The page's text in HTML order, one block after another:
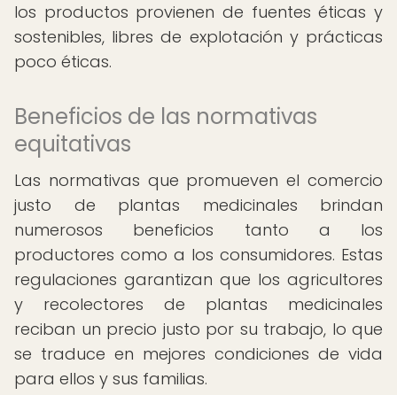
los productos provienen de fuentes éticas y
sostenibles, libres de explotación y prácticas
poco éticas.
Beneficios de las normativas
equitativas
Las normativas que promueven el comercio
justo de plantas medicinales brindan
numerosos beneficios tanto a los
productores como a los consumidores. Estas
regulaciones garantizan que los agricultores
y recolectores de plantas medicinales
reciban un precio justo por su trabajo, lo que
se traduce en mejores condiciones de vida
para ellos y sus familias.